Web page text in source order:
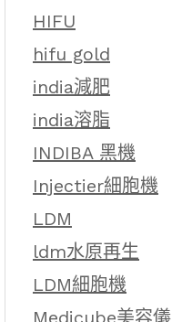
HIFU
hifu gold
india減肥
india溶脂
INDIBA 黑機
Injectier細胞機
LDM
ldm水原再生
LDM細胞機
Medicube美容儀